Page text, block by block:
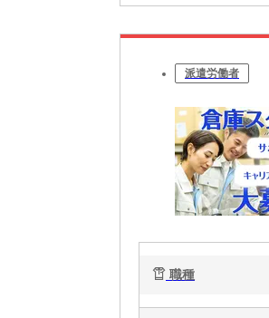
派遣労働者
職種